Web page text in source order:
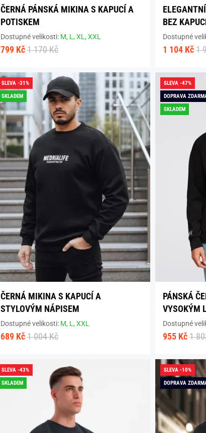
ČERNÁ PÁNSKÁ MIKINA S KAPUCÍ A
POTISKEM
Dostupné velikosti: M, L,XL,XXL
799 Kč 1 170 Kč
BEZ
Dostupné
1 104 Kč 1
SLEVA -31%
SKLADEM
ČERNÁ MIKINA S KAPUCÍ A
STYLOVÝM NÁPISEM
Dostupné velikosti: M, L,XXL
689 Kč 1 004 Kč
SLEVA -47%
DOPRAVA
SKLADEM
PÁNSKÁ
VYSOKÝM
Dostupné
955 Kč 1
SLEVA -43%
SKLADEM
SLEVA -10%
DOPRAVA